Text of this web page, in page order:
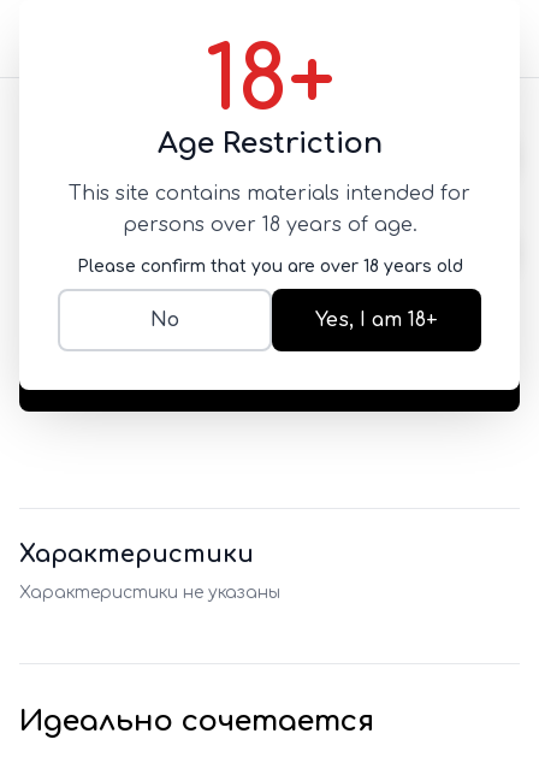
18+
Age Restriction
This site contains materials intended for
persons over 18 years of age.
Please confirm that you are over 18 years old
No Yes, I am 18+
NEW-1782923536999
Характеристики
Характеристики не указаны
Идеально сочетается